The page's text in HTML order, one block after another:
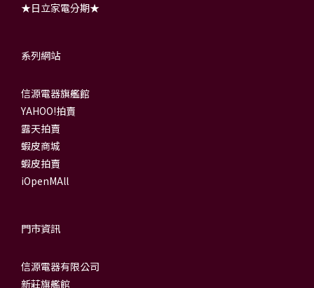
★日立家電分期★
系列網站
信源電器旗艦館
YAHOO!拍賣
露天拍賣
蝦皮商城
蝦皮拍賣
iOpenMAll
門市資訊
信源電器有限公司
新莊旗艦館